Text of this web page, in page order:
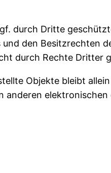
durch Dritte
den Besitzrechten
durch Rechte Dritter
Objekte bleibt
anderen